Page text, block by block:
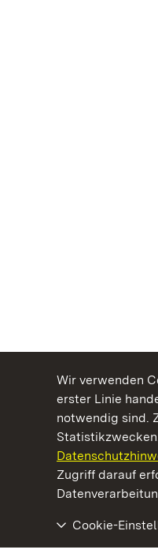
Wir verwenden
erster Linie
notwendig sind.
Zugriff darauf
Cookie-
Kommen.